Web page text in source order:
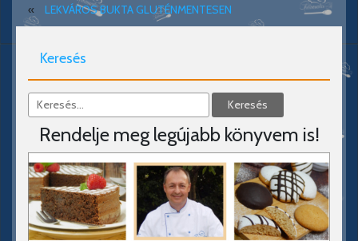
« LEKVÁROS BUKTA GLUTÉNMENTESEN
Keresés
Rendelje meg legújabb könyvem is!